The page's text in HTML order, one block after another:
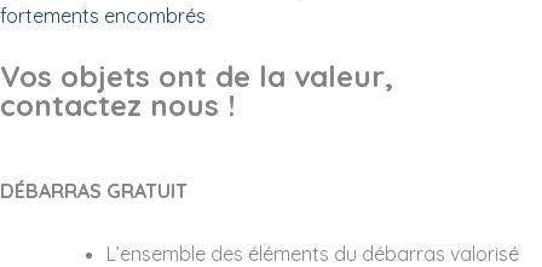
fortements encombrés
Vos objets ont de la valeur,
contactez nous !
DÉBARRAS GRATUIT
L’ensemble des éléments du débarras valorisé